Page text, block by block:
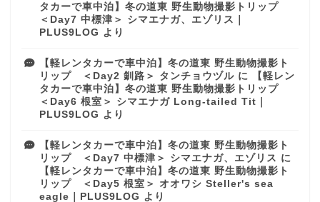
タカーで車中泊】冬の道東 野生動物撮影トリップ
＜Day7 中標津＞ シマエナガ、エゾリス｜
PLUS9LOG より
【軽レンタカーで車中泊】冬の道東 野生動物撮影ト
リップ ＜Day2 釧路＞ タンチョウヅル に
【軽レン
タカーで車中泊】冬の道東 野生動物撮影トリップ
＜Day6 根室＞ シマエナガ Long-tailed Tit｜
PLUS9LOG より
【軽レンタカーで車中泊】冬の道東 野生動物撮影ト
リップ ＜Day7 中標津＞ シマエナガ、エゾリス に
【軽レンタカーで車中泊】冬の道東 野生動物撮影ト
リップ ＜Day5 根室＞ オオワシ Steller's sea
eagle｜PLUS9LOG より